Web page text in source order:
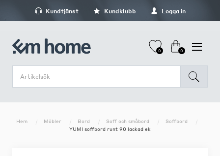
Kundtjänst Kundklubb Logga in
0 0
Hem Möbler Bord Soff och småbord
Soffbord
YUMI soffbord runt 90 lackad ek